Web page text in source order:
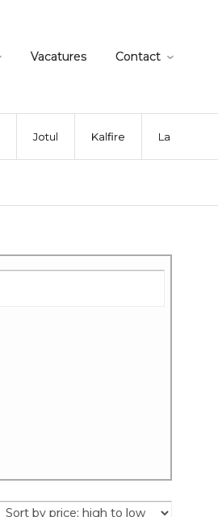
Vacatures Contact
Jotul Kalfire La